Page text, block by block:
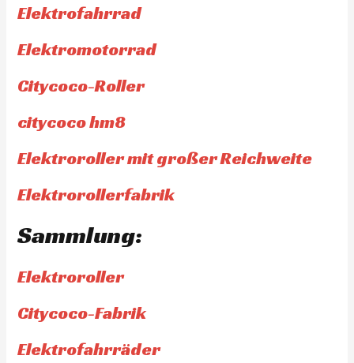
Elektrofahrrad
Elektromotorrad
Citycoco-Roller
citycoco hm8
Elektroroller mit großer Reichweite
Elektrorollerfabrik
Sammlung:
Elektroroller
Citycoco-Fabrik
Elektrofahrräder